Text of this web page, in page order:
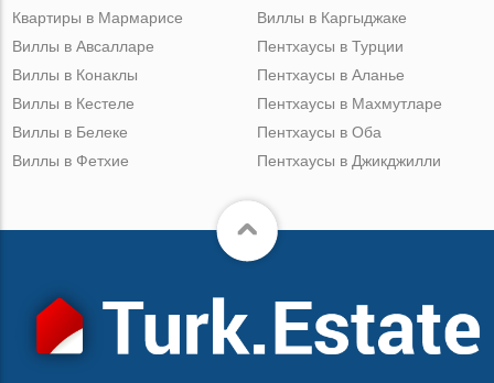
Квартиры в Мармарисе
Виллы в Каргыджаке
Виллы в Авсалларе
Виллы в Конаклы
Виллы в Кестеле
Виллы в Белеке
Виллы в Фетхие
Пентхаусы в Турции
Пентхаусы в Аланье
Пентхаусы в Махмутларе
Пентхаусы в Оба
Пентхаусы в Джикджилли